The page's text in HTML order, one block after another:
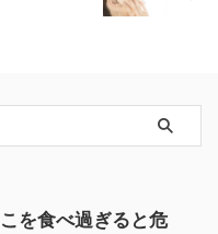
を食べ過ぎると危